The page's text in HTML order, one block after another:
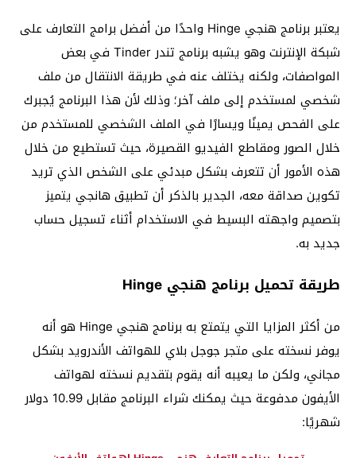
يعتبر برنامج هنجي Hinge واحدًا من أفضل برامج التعارف على
شبكة الإنترنت وهو يشبه برنامج تندر Tinder في بعض
المواصفات، ولكنه يختلف عنه في طريقة الانتقال من ملف
شخصي لمستخدم إلى ملف آخر؛ وذلك لأن هذا البرنامج يُجبرك
على الفحص يمينًا ويسارًا في الملف الشخصي للمستخدم من
خلال الصور ومقاطع الفيديو القصيرة، حيث تستطيع من خلال
هذه الأمور أن تتعرف بشكل مبدئي على الشخص الذي تريد
تكوين صداقة معه، الجدير بالذكر أن تطبيق هانجي يتميز
بتصميم واجهته البسيط في الاستخدام أثناء تسجيل حساب
جديد به.
طريقة تحميل برنامج هنجي Hinge
من أكثر المزايا التي يتمتع به برنامج هنجي Hinge هو أنه
يوفر نسخته على متجر جوجل بلاي للهواتف الأندرويد بشكل
مجاني، ولكن ما يعيبه أنه يقوم بتقديم نسخته لهواتف
الأيفون مدفوعة حيث يمكنك شراء البرنامج مقابل 10.99 دولار
شهريًا: